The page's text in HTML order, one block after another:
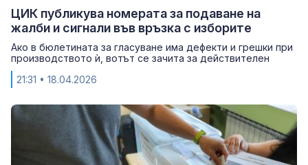
ЦИК публикува номерата за подаване на
жалби и сигнали във връзка с изборите
Ако в бюлетината за гласуване има дефекти и грешки при
производството ѝ, вотът се зачита за действителен
21:31 • 18.04.2026